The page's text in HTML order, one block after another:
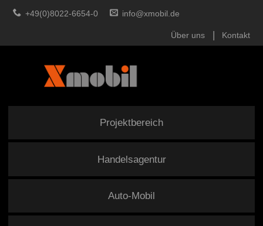
+49(0)8022-6654-0 info@xmobil.de
Über uns Kontakt
Projektbereich
Handelsagentur
Auto-Mobil